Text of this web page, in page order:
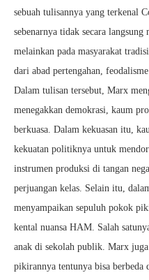
sebuah tulisannya yang terkenal
sebenarnya tidak secara
melainkan pada masyarakat
dari abad pertengahan,
Dalam tulisan tersebut, Marx
menegakkan demokrasi, kaum
berkuasa. Dalam kekuasan itu,
kekuatan politiknya untuk
instrumen produksi di tangan
perjuangan kelas. Selain itu,
menyampaikan sepuluh pokok
kental nuansa HAM. Salah
anak di sekolah publik. Marx
pikirannya tentunya bisa berbeda